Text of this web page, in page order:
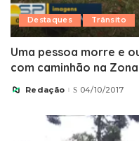
Destaques Trânsito
Uma pessoa morre e
com caminhão na
Posted
Redação 04/10/2017